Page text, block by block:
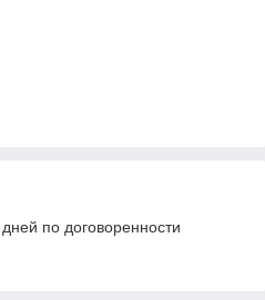
по договоренности